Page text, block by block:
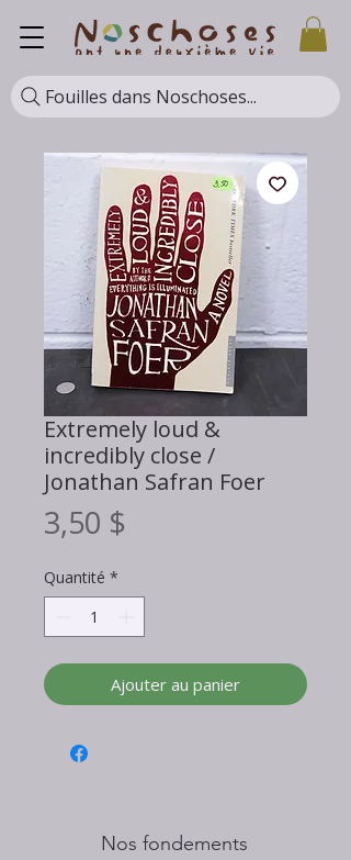
Fouilles dans Noschoses...
Extremely loud &
incredibly close /
Jonathan Safran Foer
3,50 $
Quantité *
Ajouter au panier
Nos fondements